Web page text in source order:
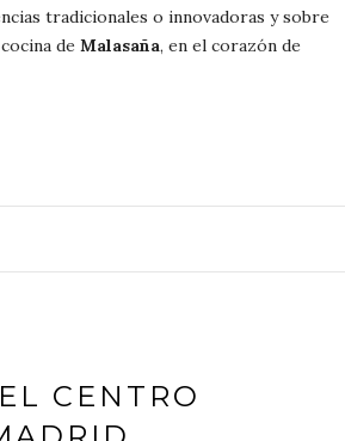
tradicionales o innovadoras y sobre
de Malasaña, en el corazón de
CENTRO